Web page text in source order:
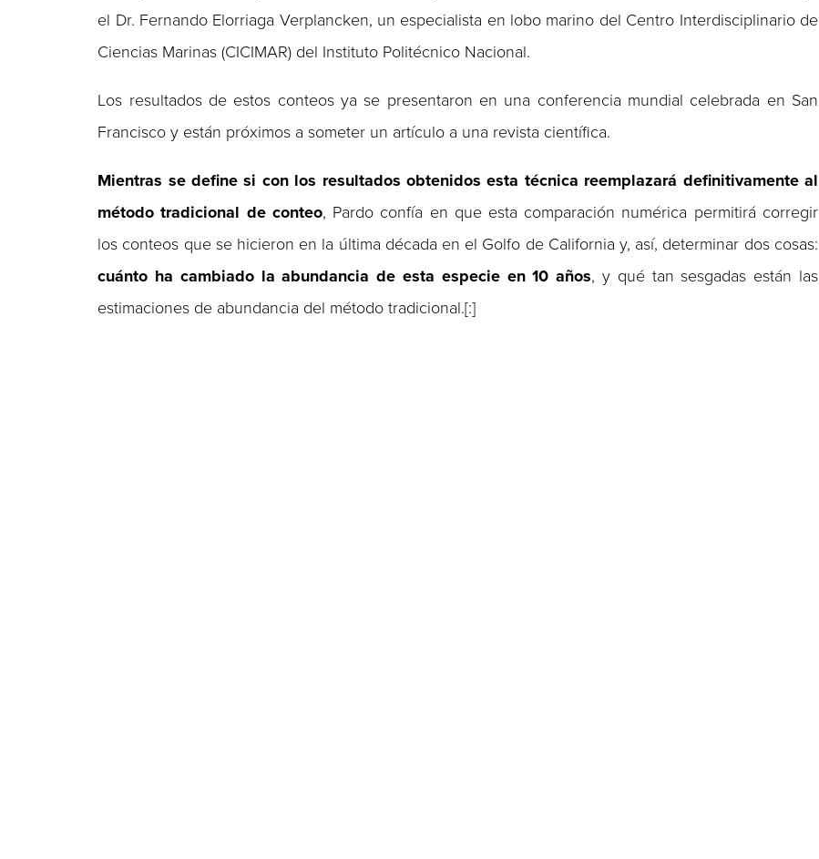
el Dr. Fernando Elorriaga Verplancken, un especialista en lobo marino del Centro Interdisciplinario de
Ciencias Marinas (CICIMAR) del Instituto Politécnico Nacional.
Los resultados de estos conteos ya se presentaron en una conferencia mundial celebrada en San
Francisco y están próximos a someter un artículo a una revista científica.
Mientras se define si con los resultados obtenidos esta técnica reemplazará definitivamente al
método tradicional de conteo, Pardo confía en que esta comparación numérica permitirá corregir
los conteos que se hicieron en la última década en el Golfo de California y, así, determinar dos cosas:
cuánto ha cambiado la abundancia de esta especie en 10 años, y qué tan sesgadas están las
estimaciones de abundancia del método tradicional.[:]